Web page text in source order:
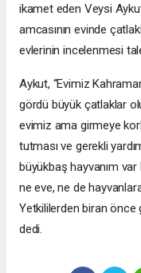
ikamet eden Veysi
amcasının evinde
evlerinin incelenmesi
Aykut, “Evimiz
gördü büyük çatlaklar
evimiz ama girmeye
tutması ve gerekli
büyükbaş hayvanım var
ne eve, ne de
Yetkililerden biran önce
dedi.